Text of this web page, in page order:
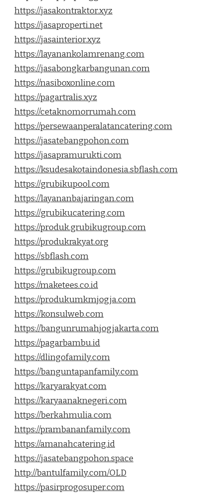
https://jasakontraktor.xyz
https://jasaproperti.net
https://jasainterior.xyz
https://layanankolamrenang.com
https://jasabongkarbangunan.com
https://nasiboxonline.com
https://pagartralis.xyz
https://cetaknomorrumah.com
https://persewaanperalatancatering.com
https://jasatebangpohon.com
https://jasapramurukti.com
https://ksudesakotaindonesia.sbflash.com
https://grubikupool.com
https://layananbajaringan.com
https://grubikucatering.com
https://produk.grubikugroup.com
https://produkrakyat.org
https://sbflash.com
https://grubikugroup.com
https://maketees.co.id
https://produkumkmjogja.com
https://konsulweb.com
https://bangunrumahjogjakarta.com
https://pagarbambu.id
https://dlingofamily.com
https://banguntapanfamily.com
https://karyarakyat.com
https://karyaanaknegeri.com
https://berkahmulia.com
https://prambananfamily.com
https://amanahcatering.id
https://jasatebangpohon.space
http://bantulfamily.com/OLD
https://pasirprogosuper.com